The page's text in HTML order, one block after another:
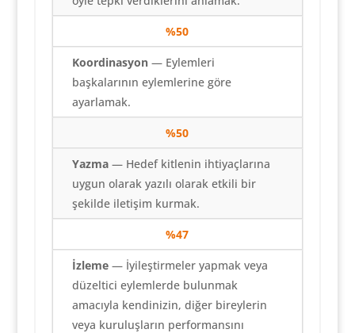
%50
Koordinasyon— Eylemleri
başkalarının eylemlerine göre
ayarlamak.
%50
Yazma— Hedef kitlenin ihtiyaçlarına
uygun olarak yazılı olarak etkili bir
şekilde iletişim kurmak.
%47
İzleme— İyileştirmeler yapmak veya
düzeltici eylemlerde bulunmak
amacıyla kendinizin, diğer bireylerin
veya kuruluşların performansını